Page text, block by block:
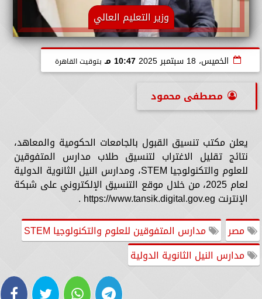
وزير التعليم العالي
الخميس، 18 سبتمبر 2025 10:47 مـ بتوقيت القاهرة
مصطفى محمود
يعلن مكتب تنسيق القبول بالجامعات الحكومية والمعاهد،
نتائج تقليل الاغتراب لتنسيق طلاب مدارس المتفوقين
للعلوم والتكنولوجيا STEM، ومدارس النيل الثانوية الدولية
لعام 2025، من خلال موقع التنسيق الإلكتروني على شبكة
الإنترنت https://www.tansik.digital.gov.eg .
مصر
مدارس المتفوقين للعلوم والتكنولوجيا STEM
مدارس النيل الثانوية الدولية